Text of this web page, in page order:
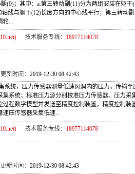
(9)；其中：a.第三转动副(11)分为两组安装在躯干
线与躯干(12)长度方向的中心线平行；第三转动
轮...
技术服务专线： 18977114078
更新时间： 2019-12-30 08:42:43
统，压力传感器测量低速风洞内的压力，传输至
系统；标准压力源分别校准压力传感器、压力采
程数学模型并发送至精度控制装置，精度控制装
压传感器采集低速...
技术服务专线： 18977114078
更新时间： 2019-12-30 08:42:43